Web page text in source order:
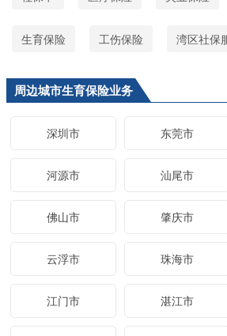
生育保险 工伤保险 湾区社保
周边城市生育保险业务
深圳市 东莞市
河源市 汕尾市
佛山市 肇庆市
云浮市 珠海市
江门市 湛江市